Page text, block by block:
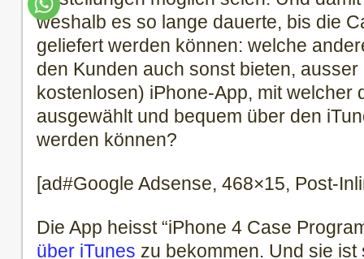
weshalb es so lange dauerte, bis die
geliefert werden können: welche
den Kunden auch sonst bieten,
kostenlosen) iPhone-App, mit welcher
ausgewählt und bequem über den
werden können?
[ad#Google Adsense, 468×15, Post-
Die App heisst “iPhone 4 Case
über iTunes zu bekommen. Und sie